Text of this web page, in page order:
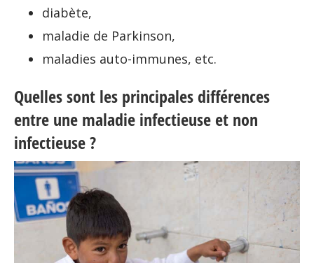
diabète,
maladie de Parkinson,
maladies auto-immunes, etc.
Quelles sont les principales différences
entre une maladie infectieuse et non
infectieuse ?